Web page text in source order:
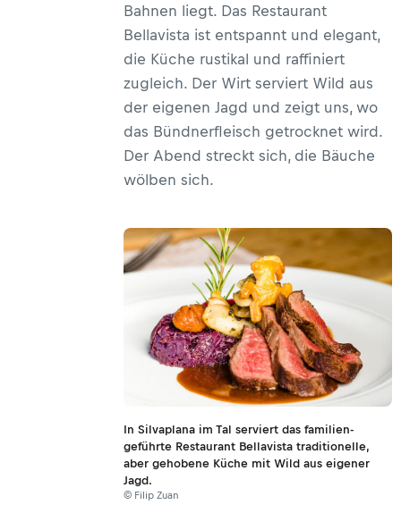
Bahnen liegt. Das Restaurant
Bellavista ist entspannt und elegant,
die Küche rustikal und raffiniert
zugleich. Der Wirt serviert Wild aus
der eigenen Jagd und zeigt uns, wo
das Bündnerfleisch getrocknet wird.
Der Abend streckt sich, die Bäuche
wölben sich.
In Silvaplana im Tal serviert das familien-
geführte Restaurant Bellavista traditionelle,
aber gehobene Küche mit Wild aus eigener
Jagd.
© Filip Zuan